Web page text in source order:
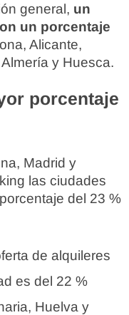
general, un
un porcentaje
Alicante,
y Huesca.
porcentaje
Madrid y
las ciudades
del 23 %
de alquileres
es del 22 %
Huelva y